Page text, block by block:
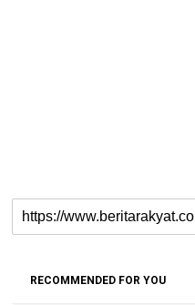
RECOMMENDED FOR YOU